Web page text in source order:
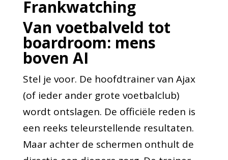
Frankwatching
Van voetbalveld tot
boardroom: mens
boven AI
Stel je voor. De hoofdtrainer van Ajax
(of ieder ander grote voetbalclub)
wordt ontslagen. De officiële reden is
een reeks teleurstellende resultaten.
Maar achter de schermen onthult de